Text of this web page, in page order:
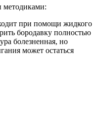
методиками:
при помощи жидкого
бородавку полностью
болезненная, но
может остаться